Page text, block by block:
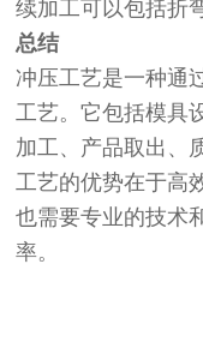
续加工可以包括折
总结
冲压工艺是一种通
工艺。它包括模具
加工、产品取出、
工艺的优势在于高
也需要专业的技术
率。